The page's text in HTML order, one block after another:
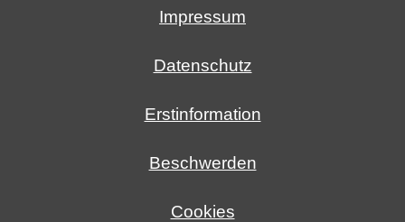
Impressum
Datenschutz
Erstinformation
Beschwerden
Cookies